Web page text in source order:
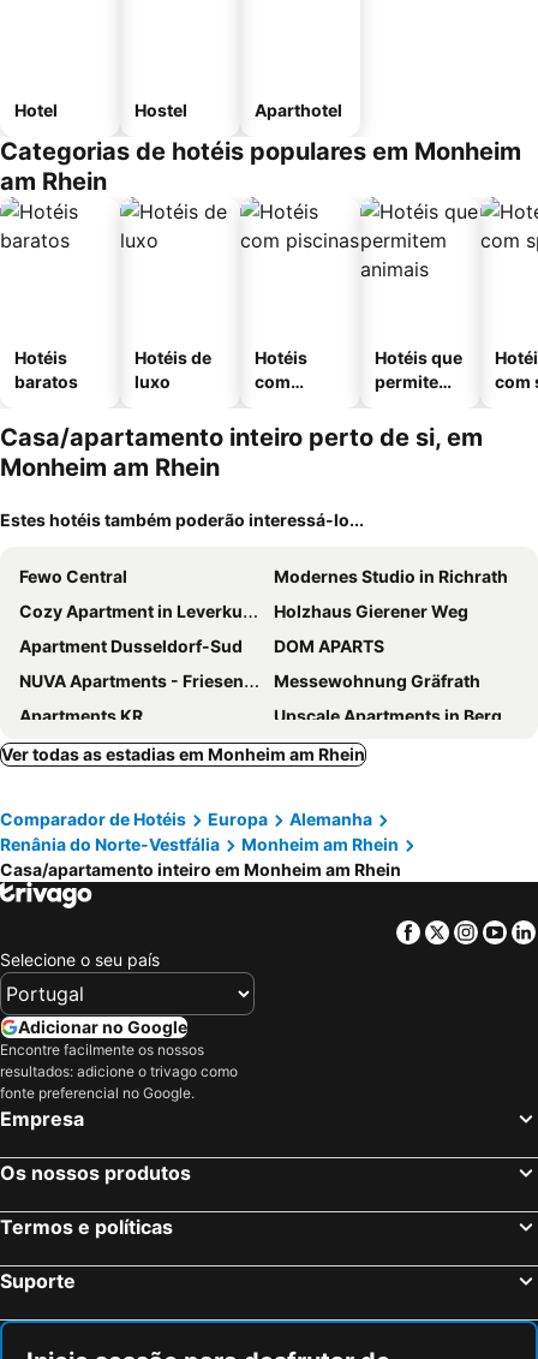
Hotel Hostel Aparthotel
Categorias de hotéis populares em Monheim
am Rhein
Hotéis
baratos
Hotéis de
luxo
Hotéis
com
Hotéis que
permitem
com
Casa/apartamento inteiro perto de si, em
Monheim am Rhein
Estes hotéis também poderão interessá-lo...
Fewo Central
Modernes Studio in Richrath
Cozy Apartment in Leverkusen
Holzhaus Gierener Weg
Apartment Dusseldorf-Sud
DOM APARTS
NUVA Apartments - Friesenplatz
Messewohnung Gräfrath
Apartments KR
Upscale Apartments in Bergisch Gladbach
Ver todas as estadias em Monheim am Rhein
Comparador de Hotéis Europa
Alemanha
Renânia do Norte-Vestfália
Monheim am Rhein
Casa/apartamento inteiro em Monheim am Rhein
Facebook
Twitter
Selecione o seu país
Adicionar no Google
Encontre facilmente os nossos
resultados: adicione o trivago como
fonte preferencial no Google.
Empresa
Os nossos produtos
Termos e políticas
Suporte